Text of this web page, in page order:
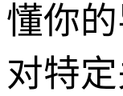
懂你
对特